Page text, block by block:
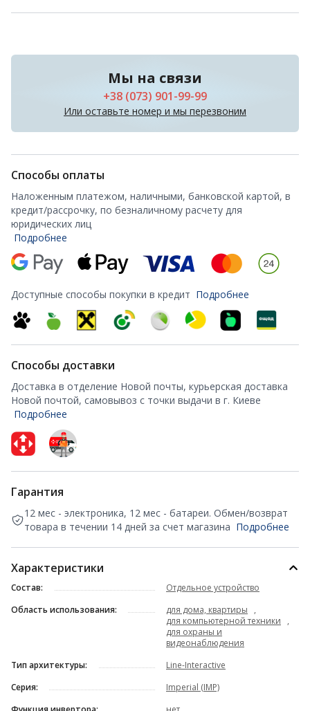
Мы на связи
+38 (073) 901-99-99
Или оставьте номер и мы перезвоним
Способы оплаты
Наложенным платежом, наличными, банковской картой, в
кредит/рассрочку, по безналичному расчету для
юридических лиц
Подробнее
Доступные способы покупки в кредит Подробнее
Способы доставки
Доставка в отделение Новой почты, курьерская доставка
Новой почтой, самовывоз с точки выдачи в г. Киеве
Подробнее
Гарантия
12 мес - электроника, 12 мес - батареи. Обмен/возврат
товара в течении 14 дней за счет магазина Подробнее
Характеристики
Состав:
Отдельное устройство
Область использования:
для дома, квартиры
,
для компьютерной техники
,
для охраны и
видеонаблюдения
Тип архитектуры:
Line-Interactive
Серия:
Imperial (IMP)